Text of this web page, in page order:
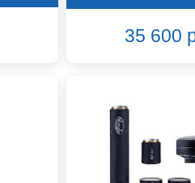
35 600